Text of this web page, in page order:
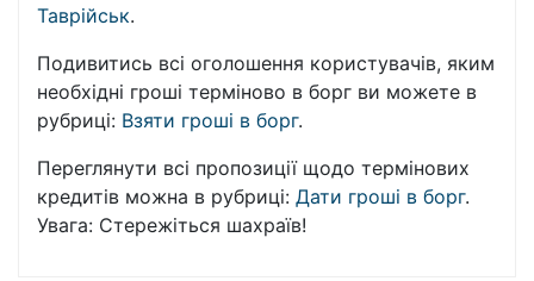
Таврійськ.
Подивитись всі оголошення користувачів, яким
необхідні гроші терміново в борг ви можете в
рубриці: Взяти гроші в борг.
Переглянути всі пропозиції щодо термінових
кредитів можна в рубриці: Дати гроші в борг.
Увага: Стережіться шахраїв!